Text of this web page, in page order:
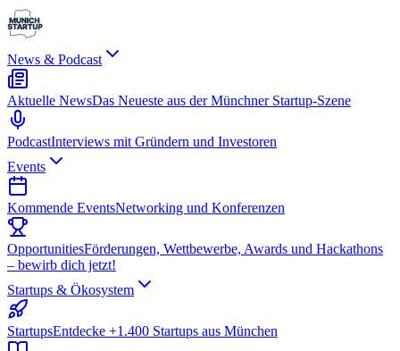
News & Podcast
Aktuelle NewsDas Neueste aus der Münchner Startup-Szene
PodcastInterviews mit Gründern und Investoren
Events
Kommende EventsNetworking und Konferenzen
OpportunitiesFörderungen, Wettbewerbe, Awards und Hackathons
– bewirb dich jetzt!
Startups & Ökosystem
StartupsEntdecke +1.400 Startups aus München